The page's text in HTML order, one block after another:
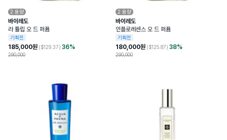
2 용량
바이레도
라 튤립 오 드 퍼퓸
기획전
185,000원 ($129.37) 36%
290,000
2 용량
바이레도
인플로레센스 오 드 퍼퓸
기획전
180,000원 ($125.87) 38%
290,000